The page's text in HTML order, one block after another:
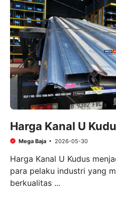
Harga Kanal U
Mega Baja 2026-05-30
Harga Kanal U Kudus
para pelaku industri yang
berkualitas ...